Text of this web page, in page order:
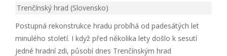
Trenčínský hrad (Slovensko)
Postupná rekonstrukce hradu probíhá od padesátých let
minulého století. I když před několika lety došlo k sesutí
jedné hradní zdi, působí dnes Trenčínským hrad